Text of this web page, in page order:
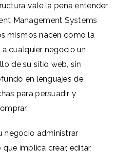
vale la pena entender
Management Systems
mismos nacen como la
cualquier negocio un
de su sitio web, sin
en lenguajes de
para persuadir y
negocio administrar
implica crear, editar,